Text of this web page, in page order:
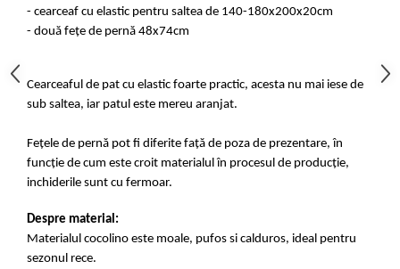
- cearceaf cu elastic pentru saltea de 140-180x200x20cm
- două fețe de pernă 48x74cm
Cearceaful de pat cu elastic foarte practic, acesta nu mai iese de
sub saltea, iar patul este mereu aranjat.
Fețele de pernă pot fi diferite față de poza de prezentare, în
funcție de cum este croit materialul în procesul de producție,
inchiderile sunt cu fermoar.
Despre material:
Materialul cocolino este moale, pufos si calduros, ideal pentru
sezonul rece.